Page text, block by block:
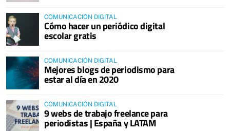
COMUNICACIÓN DIGITAL
Cómo hacer un periódico digital
escolar gratis
COMUNICACIÓN DIGITAL
Mejores blogs de periodismo para
estar al día en 2020
COMUNICACIÓN DIGITAL
9 webs de trabajo freelance para
periodistas | España y LATAM